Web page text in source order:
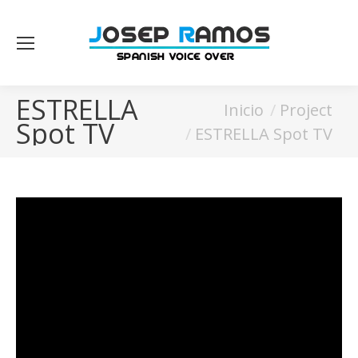
ESTRELLA
Spot TV
Inicio
Project
ESTRELLA Spot TV